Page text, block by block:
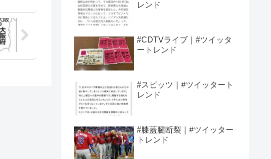
レンド
#CDTVライブ｜#ツイッタ
ートレンド
#スピッツ｜#ツイッタート
レンド
#膝蓋腱断裂｜#ツイッター
トレンド